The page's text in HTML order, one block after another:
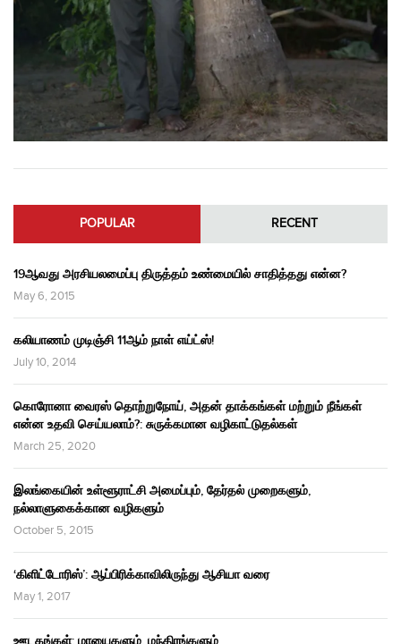
POPULAR RECENT
19ஆவது அரசியலமைப்பு திருத்தம் உண்மையில் சாதித்தது என்ன?
May 6, 2015
கலியாணம் முடிஞ்சி 11ஆம் நாள் எய்ட்ஸ்!
July 10, 2014
கொரோனா வைரஸ் தொற்றுநோய், அதன் தாக்கங்கள் மற்றும் நீங்கள்
என்ன உதவி செய்யலாம்?: சுருக்கமான வழிகாட்டுதல்கள்
March 25, 2020
இலங்கையின் உள்ளூராட்சி அமைப்பும், தேர்தல் முறைகளும்,
நல்லாளுகைக்கான வழிகளும்
October 5, 2015
‘கிளிட்டோரிஸ்’: ஆப்பிரிக்காவிலிருந்து ஆசியா வரை
May 1, 2017
ஊடகங்கள்: மாயைகளும், மந்திரங்களும்